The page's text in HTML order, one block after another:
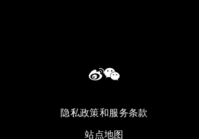
隐私政策和服务条款
站点地图